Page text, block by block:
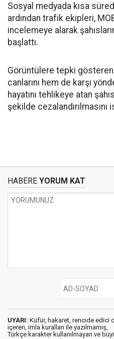
Sosyal medyada kısa
ardından trafik ekipleri,
incelemeye alarak
başlattı.
Görüntülere tepki
canlarını hem de karşı
hayatını tehlikeye atan
şekilde cezalandırılmasını
HABERE YORUM KAT
UYARI: Küfür, hakaret, rencide edici
içeren, imla kuralları ile yazılmamış,
Türkçe karakter kullanılmayan ve